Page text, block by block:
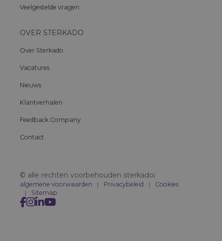
Veelgestelde vragen
OVER STERKADO
Over Sterkado
Vacatures
Nieuws
Klantverhalen
Feedback Company
Contact
© alle rechten voorbehouden sterkado|
algemene voorwaarden Privacybeleid
Cookies
Sitemap